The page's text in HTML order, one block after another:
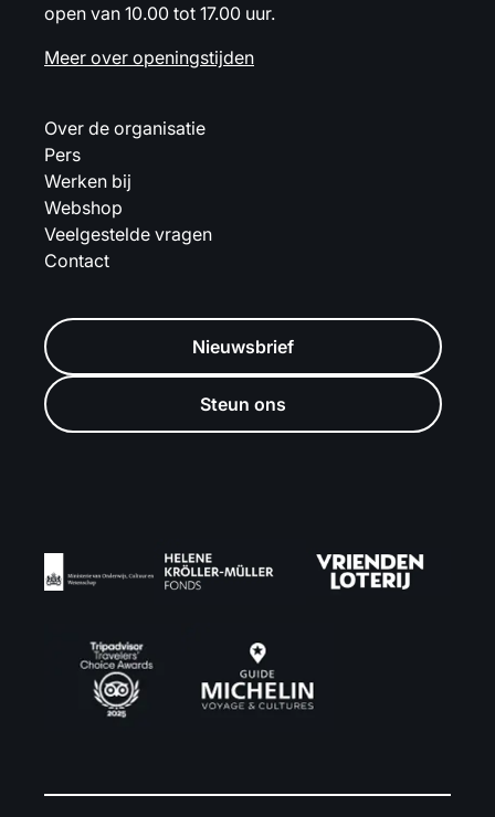
open van 10.00 tot 17.00 uur.
Meer over openingstijden
Over de organisatie
Pers
Werken bij
Webshop
Veelgestelde vragen
Contact
Nieuwsbrief
Steun ons